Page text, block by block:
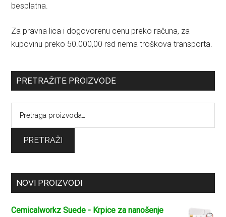
besplatna.
Za pravna lica i dogovorenu cenu preko računa, za
kupovinu preko 50.000,00 rsd nema troškova transporta.
PRETRAŽITE PROIZVODE
PRETRAŽI
NOVI PROIZVODI
Cemicalworkz Suede - Krpice za nanošenje